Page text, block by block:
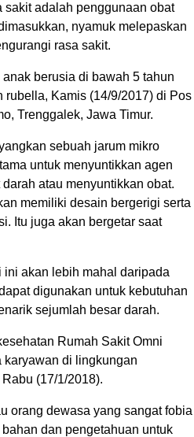
sakit adalah penggunaan obat
nyamuk melepaskan
rasa sakit.
berusia di bawah 5 tahun
rubella, Kamis (14/9/2017) di Pos
Trenggalek, Jawa Timur.
sebuah jarum mikro
untuk menyuntikkan agen
atau menyuntikkan obat.
memiliki desain bergerigi serta
Itu juga akan bergetar saat
ini akan lebih mahal daripada
digunakan untuk kebutuhan
sejumlah besar darah.
Rumah Sakit Omni
karyawan di lingkungan
(17/1/2018).
orang dewasa yang sangat fobia
dan pengetahuan untuk